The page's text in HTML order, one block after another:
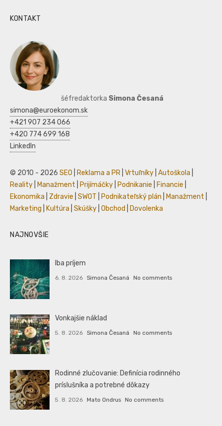
KONTAKT
šéfredaktorka Simona Česaná
simona@euroekonom.sk
+421 907 234 066
+420 774 699 168
LinkedIn
© 2010 - 2026 SEO Reklama a PR Vrtuľníky Autoškola
Reality
Manažment Prijímáčky Podnikanie Financie
Ekonomika
Zdravie SWOT Podnikateľský plán Manažment
Marketing
Kultúra Skúšky Obchod Dovolenka
NAJNOVŠIE
Iba príjem
6. 8. 2026 Simona Česaná No comments
Vonkajšie náklad
5. 8. 2026 Simona Česaná No comments
Rodinné zlučovanie: Definícia rodinného
príslušníka a potrebné dôkazy
5. 8. 2026 Mato Ondrus No comments